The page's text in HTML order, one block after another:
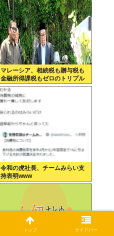
マレーシア、相続税も贈与税も
金融所得課税もゼロのトリプル
ゼロで優秀な移民を海外から集
めてしまう…
令和の虎社長、チームみらい支
持表明www
トップ サイドバー